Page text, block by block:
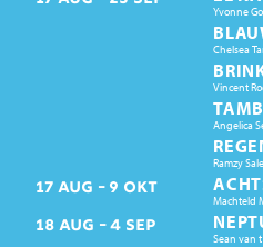
Yvonne
Chelsea
Vincent
Angelica
Ramzy
17 AUG 9 OKT
Machteld
18 AUG 4 SEP
Sean van